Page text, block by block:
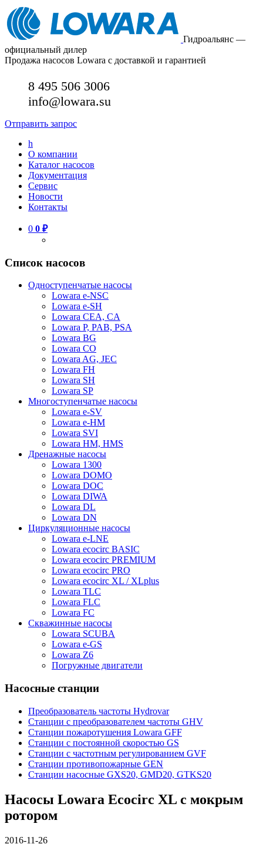
Гидроальянс —
официальный дилер
Продажа насосов Lowara с доставкой и гарантией
8 495 506 3006
info@lowara.su
Отправить запрос
h
О компании
Каталог насосов
Документация
Сервис
Новости
Контакты
0 0 ₽
Список насосов
Одноступенчатые насосы
Lowara e-NSC
Lowara e-SH
Lowara CEA, CA
Lowara P, PAB, PSA
Lowara BG
Lowara CO
Lowara AG, JEC
Lowara FH
Lowara SH
Lowara SP
Многоступенчатые насосы
Lowara e-SV
Lowara e-HM
Lowara SVI
Lowara HM, HMS
Дренажные насосы
Lowara 1300
Lowara DOMO
Lowara DOC
Lowara DIWA
Lowara DL
Lowara DN
Циркуляционные насосы
Lowara e-LNE
Lowara ecocirc BASIC
Lowara ecocirc PREMIUM
Lowara ecocirc PRO
Lowara ecocirc XL / XLplus
Lowara TLC
Lowara FLC
Lowara FC
Скважинные насосы
Lowara SCUBA
Lowara e-GS
Lowara Z6
Погружные двигатели
Насосные станции
Преобразователь частоты Hydrovar
Станции с преобразователем частоты GHV
Станции пожаротушения Lowara GFF
Станции с постоянной скоростью GS
Станции с частотным регулированием GVF
Станции противопожарные GEN
Станции насосные GXS20, GMD20, GTKS20
Насосы Lowara Ecocirc XL с мокрым
ротором
2016-11-26